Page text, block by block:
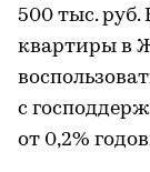
500 тыс. руб.
квартиры в
с
от 0,2%